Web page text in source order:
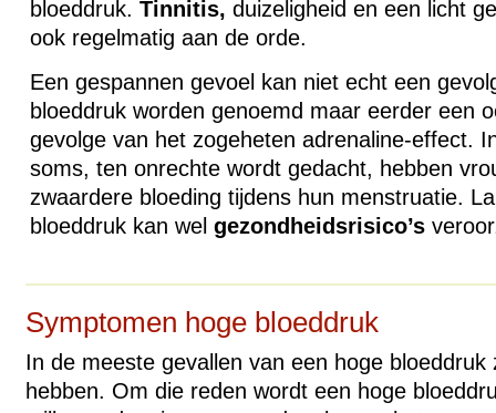
bloeddruk. Tinnitis, duizeligheid en een licht
ook regelmatig aan de orde.
Een gespannen gevoel kan niet echt een
bloeddruk worden genoemd maar eerder een
gevolge van het zogeheten adrenaline-effect.
soms, ten onrechte wordt gedacht, hebben
zwaardere bloeding tijdens hun menstruatie.
bloeddruk kan wel gezondheidsrisico’s
Symptomen hoge bloeddruk
In de meeste gevallen van een hoge bloeddruk
hebben. Om die reden wordt een hoge